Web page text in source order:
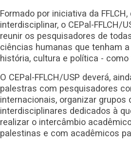
Formado por iniciativa da
interdisciplinar, o CEPal-FFLCH/
reunir os pesquisadores de
ciências humanas que tenham
história, cultura e política -
O CEPal-FFLCH/USP deverá,
palestras com pesquisadores
internacionais, organizar grupos
interdisciplinares dedicados à
realizar o intercâmbio
palestinas e com acadêmicos